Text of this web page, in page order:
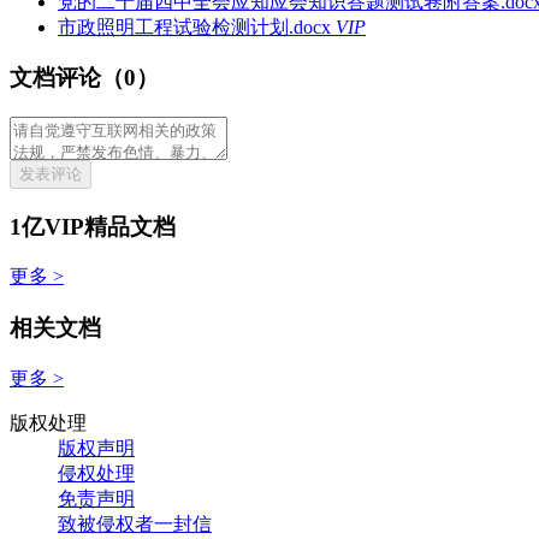
市政照明工程试验检测计划.docx VIP
文档评论（0）
发表评论
1亿VIP精品文档
更多 >
相关文档
更多 >
版权处理
版权声明
侵权处理
免责声明
致被侵权者一封信